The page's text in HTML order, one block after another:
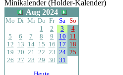
Minikalender (Holder-Kalender)
Aug 2024
Mo Di Mi Do Fr Sa So
1
2 3
4
5
6 7 8 9 10 11
12 13 14 15 16 17 18
19 20 21 22 23 24 25
26 27 28 29 30 31